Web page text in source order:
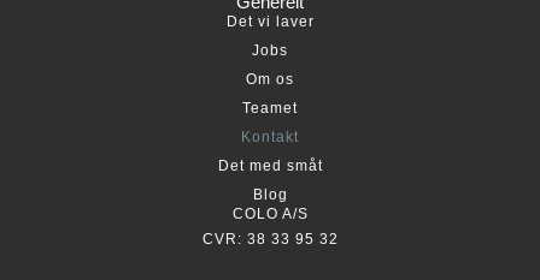
Det vi laver
Jobs
Om os
Teamet
Kontakt
Det med småt
Blog
COLO A/S
CVR: 38 33 95 32